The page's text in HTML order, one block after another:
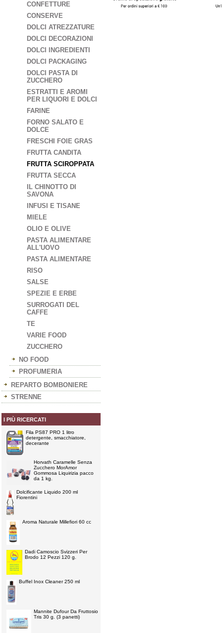
CONFETTURE
CONSERVE
DOLCI ATREZZATURE
DOLCI DECORAZIONI
DOLCI INGREDIENTI
DOLCI PACKAGING
DOLCI PASTA DI
ZUCCHERO
ESTRATTI E AROMI
PER LIQUORI E DOLCI
FARINE
FORNO SALATO E
DOLCE
FRESCHI FOIE GRAS
FRUTTA CANDITA
FRUTTA SCIROPPATA
FRUTTA SECCA
IL CHINOTTO DI
SAVONA
INFUSI E TISANE
MIELE
OLIO E OLIVE
PASTA ALIMENTARE
ALL'UOVO
PASTA ALIMENTARE
RISO
SALSE
SPEZIE E ERBE
SURROGATI DEL
CAFFE
TE
VARIE FOOD
ZUCCHERO
NO FOOD
PROFUMERIA
REPARTO BOMBONIERE
STRENNE
I PIÙ RICERCATI
Fila PS87 PRO 1 litro
detergente, smacchiatore,
decerante
Horvath Caramelle Senza
Zucchero MorAmor
Gommosa Liquirizia pacco
da 1 kg.
Dolcificante Liquido 200 ml
Fiorentini
Aroma Naturale Millefiori 60 cc
Dadi Camoscio Svizzeri Per
Brodo 12 Pezzi 120 g.
Buffel Inox Cleaner 250 ml
Mannite Dufour Da Fruttosio
Tris 30 g. (3 panetti)